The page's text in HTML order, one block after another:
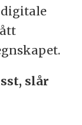
slår